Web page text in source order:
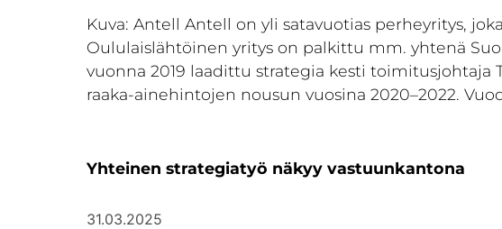
Kuva: Antell Antell on yli satavuotias perheyritys,
Oululaislähtöinen yritys on palkittu mm. yhtenä
vuonna 2019 laadittu strategia kesti toimitusjohtaja
raaka-ainehintojen nousun vuosina 2020–2022.
Yhteinen strategiatyö näkyy vastuunkantona
31.03.2025